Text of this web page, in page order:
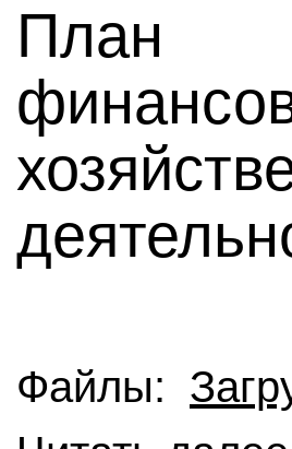
План
Файлы: